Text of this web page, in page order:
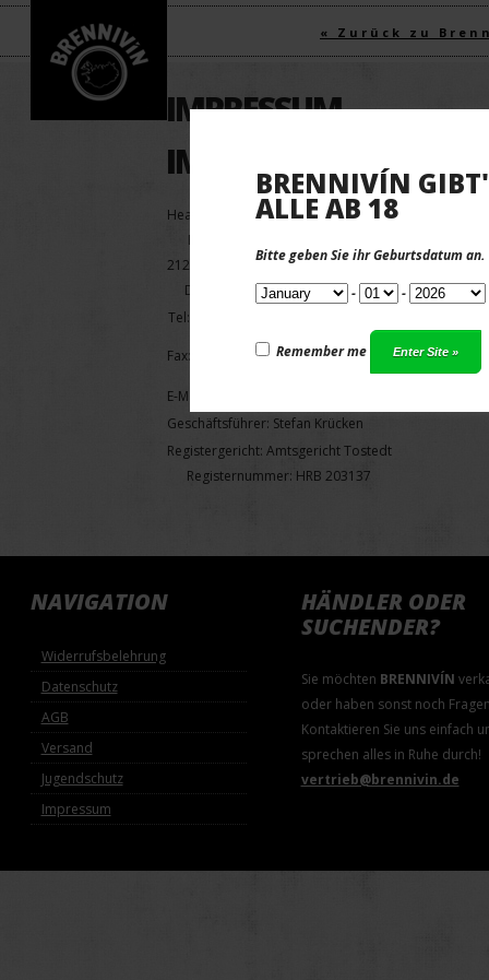
« Zurück zu
IMPRESSUM
IMPRESSUM
Heart&Anchor UG
Estetalstr. 8
21279 Hollenstedt
Deutschland
Tel: 04165-2238811
Fax: 04165-2238806
E-Mail: vertrieb@brennivin.de
Geschäftsführer: Stefan Krücken
Registergericht: Amtsgericht Tostedt
Registernummer: HRB 203137
NAVIGATION
Widerrufsbelehrung
Datenschutz
AGB
Versand
Jugendschutz
Impressum
HÄNDLER ODER
SUCHENDER?
Sie möchten BRENNIVÍN
oder haben sonst noch
Kontaktieren Sie uns einfach
sprechen alles in Ruhe durch!
vertrieb@brennivin.de
BRENNIVÍN
ALLE AB 18
Bitte geben Sie ihr Geburtsdatum an.
- -
Remember me